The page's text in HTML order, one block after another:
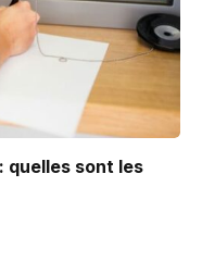
quelles sont les